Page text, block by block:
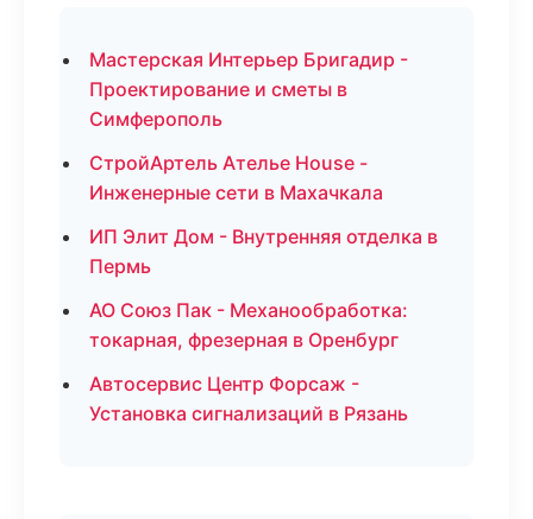
Мастерская Интерьер Бригадир -
Проектирование и сметы в
Симферополь
СтройАртель Ателье House -
Инженерные сети в Махачкала
ИП Элит Дом - Внутренняя отделка в
Пермь
АО Союз Пак - Механообработка:
токарная, фрезерная в Оренбург
Автосервис Центр Форсаж -
Установка сигнализаций в Рязань